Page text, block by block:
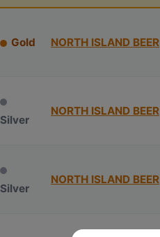
Gold NORTH ISLAND BEER
Silver
NORTH ISLAND BEER
Silver
NORTH ISLAND BEER